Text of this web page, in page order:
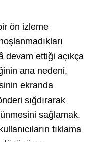
ön izleme
devam ettiği açıkça
ana nedeni,
ekranda
sığdırarak
sağlamak.
tıklama